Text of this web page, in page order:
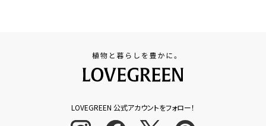
LOVEGREEN 公式アカウントをフォロー！